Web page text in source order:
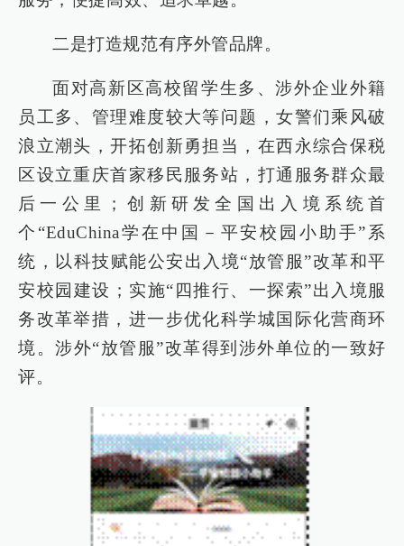
二是打造规范有序外管品牌。
面对高新区高校留学生多、涉外企业外籍
员工多、管理难度较大等问题，女警们乘风破
浪立潮头，开拓创新勇担当，在西永综合保税
区设立重庆首家移民服务站，打通服务群众最
后一公里；创新研发全国出入境系统首
个“EduChina学在中国－平安校园小助手”系
统，以科技赋能公安出入境“放管服”改革和平
安校园建设；实施“四推行、一探索”出入境服
务改革举措，进一步优化科学城国际化营商环
境。涉外“放管服”改革得到涉外单位的一致好
评。